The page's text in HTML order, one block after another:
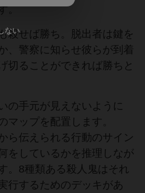
。
殺せば勝ち。脱出者は鍵を
、警察に知らせ彼らが到着
切ることができれば勝ちと
の手元が見えないように
マップを配置します。
ら伝えられる行動のサイン
をしているかを推理しなが
。8種類ある殺人鬼はそれ
行するためのデッキがあ
ない